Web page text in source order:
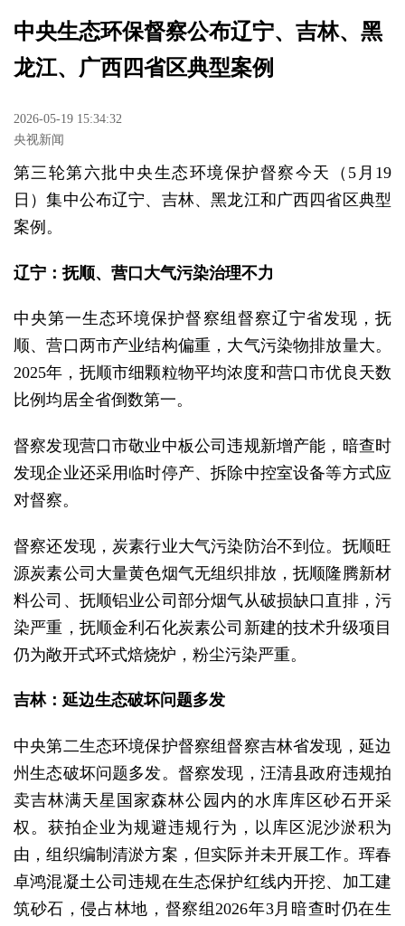
中央生态环保督察公布辽宁、吉林、黑
龙江、广西四省区典型案例
2026-05-19 15:34:32
央视新闻
第三轮第六批中央生态环境保护督察今天（5月19
日）集中公布辽宁、吉林、黑龙江和广西四省区典型
案例。
辽宁：抚顺、营口大气污染治理不力
中央第一生态环境保护督察组督察辽宁省发现，抚
顺、营口两市产业结构偏重，大气污染物排放量大。
2025年，抚顺市细颗粒物平均浓度和营口市优良天数
比例均居全省倒数第一。
督察发现营口市敬业中板公司违规新增产能，暗查时
发现企业还采用临时停产、拆除中控室设备等方式应
对督察。
督察还发现，炭素行业大气污染防治不到位。抚顺旺
源炭素公司大量黄色烟气无组织排放，抚顺隆腾新材
料公司、抚顺铝业公司部分烟气从破损缺口直排，污
染严重，抚顺金利石化炭素公司新建的技术升级项目
仍为敞开式环式焙烧炉，粉尘污染严重。
吉林：延边生态破坏问题多发
中央第二生态环境保护督察组督察吉林省发现，延边
州生态破坏问题多发。督察发现，汪清县政府违规拍
卖吉林满天星国家森林公园内的水库库区砂石开采
权。获拍企业为规避违规行为，以库区泥沙淤积为
由，组织编制清淤方案，但实际并未开展工作。珲春
卓鸿混凝土公司违规在生态保护红线内开挖、加工建
筑砂石，侵占林地，督察组2026年3月暗查时仍在生